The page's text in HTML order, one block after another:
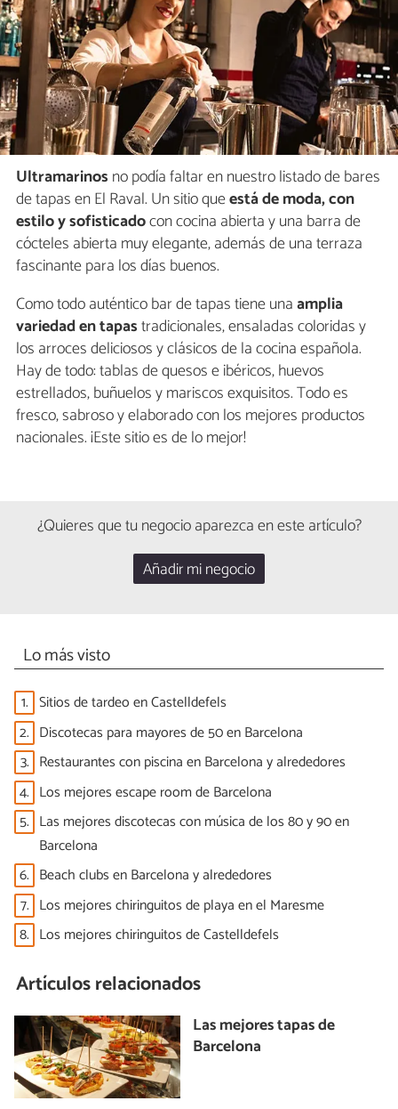
Ultramarinos no podía faltar en nuestro listado de bares
de tapas en El Raval. Un sitio queestá de moda, con
estilo y sofisticadocon cocina abierta y una barra de
cócteles abierta muy elegante, además de una terraza
fascinante para los días buenos.
Como todo auténtico bar de tapas tiene unaamplia
variedad en tapastradicionales, ensaladas coloridas y
los arroces deliciosos y clásicos de la cocina española.
Hay de todo: tablas de quesos e ibéricos, huevos
estrellados, buñuelos y mariscos exquisitos. Todo es
fresco, sabroso y elaborado con los mejores productos
nacionales. ¡Este sitio es de lo mejor!
¿Quieres que tu negocio aparezca en este artículo?
Añadir mi negocio
Lo más visto
1. Sitios de tardeo en Castelldefels
2. Discotecas para mayores de 50 en Barcelona
3. Restaurantes con piscina en Barcelona y alrededores
4. Los mejores escape room de Barcelona
5. Las mejores discotecas con música de los 80 y 90 en
Barcelona
6. Beach clubs en Barcelona y alrededores
7. Los mejores chiringuitos de playa en el Maresme
8. Los mejores chiringuitos de Castelldefels
Artículos relacionados
Las mejores tapas de
Barcelona